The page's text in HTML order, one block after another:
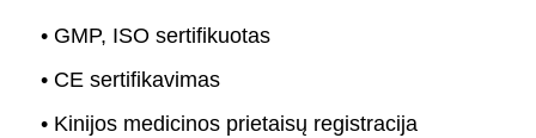
• GMP, ISO sertifikuotas
• CE sertifikavimas
• Kinijos medicinos prietaisų registracija